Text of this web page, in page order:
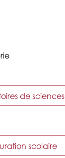
de sciences
scolaire